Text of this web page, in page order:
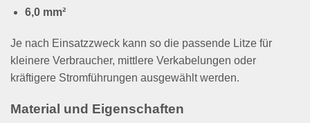
6,0 mm²
Je nach Einsatzzweck kann so die passende Litze für
kleinere Verbraucher, mittlere Verkabelungen oder
kräftigere Stromführungen ausgewählt werden.
Material und Eigenschaften